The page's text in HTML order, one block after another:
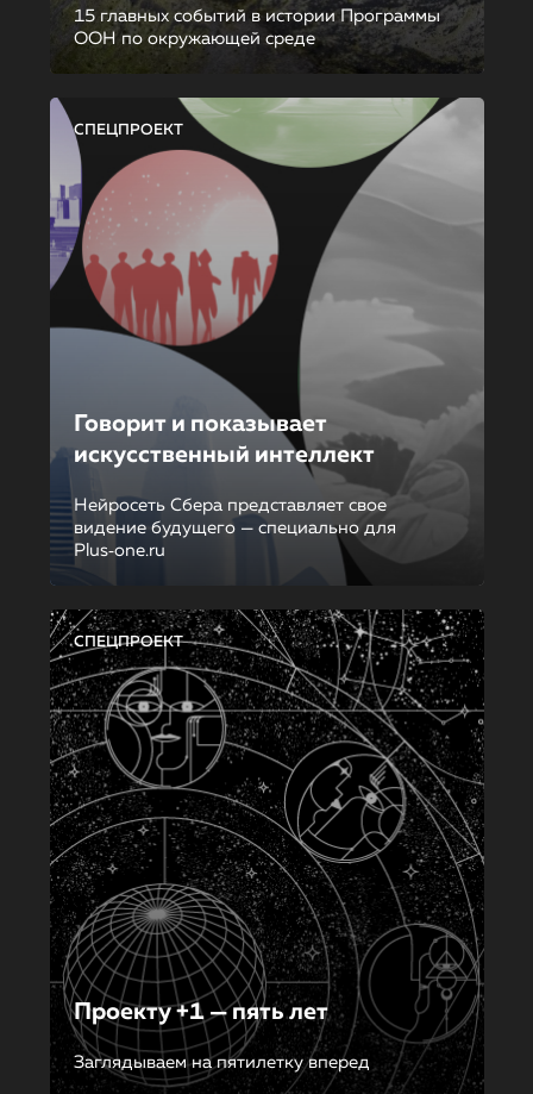
15 главных событий в истории Программы
ООН по окружающей среде
СПЕЦПРОЕКТ
Говорит и показывает
искусственный интеллект
Нейросеть Сбера представляет свое
видение будущего — специально для
Plus‑one.ru
СПЕЦПРОЕКТ
Проекту +1 — пять лет
Заглядываем на пятилетку вперед